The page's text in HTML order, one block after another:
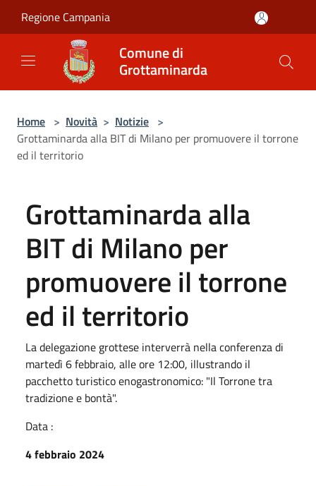
Regione Campania
Comune di
Grottaminarda
Home > Novità > Notizie >
Grottaminarda alla BIT di Milano per promuovere il torrone
ed il territorio
Grottaminarda alla
BIT di Milano per
promuovere il torrone
ed il territorio
La delegazione grottese interverrà nella conferenza di
martedì 6 febbraio, alle ore 12:00, illustrando il
pacchetto turistico enogastronomico: "Il Torrone tra
tradizione e bontà".
Data :
4 febbraio 2024